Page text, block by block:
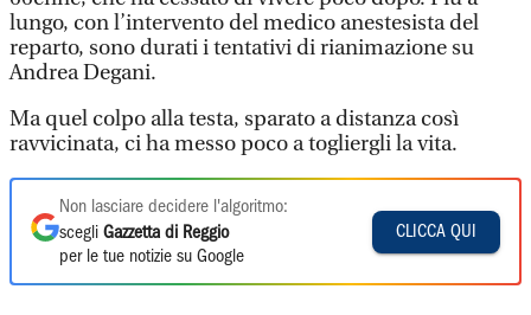
lungo, con l’intervento del medico anestesista del
reparto, sono durati i tentativi di rianimazione su
Andrea Degani.
Ma quel colpo alla testa, sparato a distanza così
ravvicinata, ci ha messo poco a togliergli la vita.
Non lasciare decidere l'algoritmo:
scegli Gazzetta di Reggio
per le tue notizie su Google
CLICCA QUI